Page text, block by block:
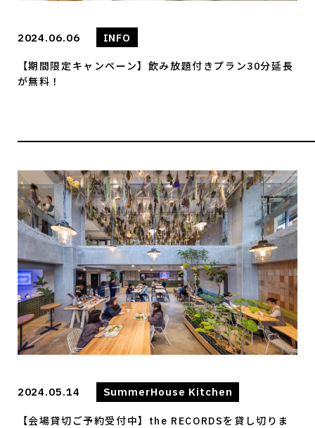
2024.06.06 INFO
【期間限定キャンペーン】飲み放題付きプラン30分延長
が無料！
2024.05.14 SummerHouse Kitchen
【会場貸切ご予約受付中】the RECORDSを貸し切りま